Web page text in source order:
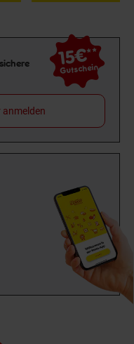
15€**
Gutschein